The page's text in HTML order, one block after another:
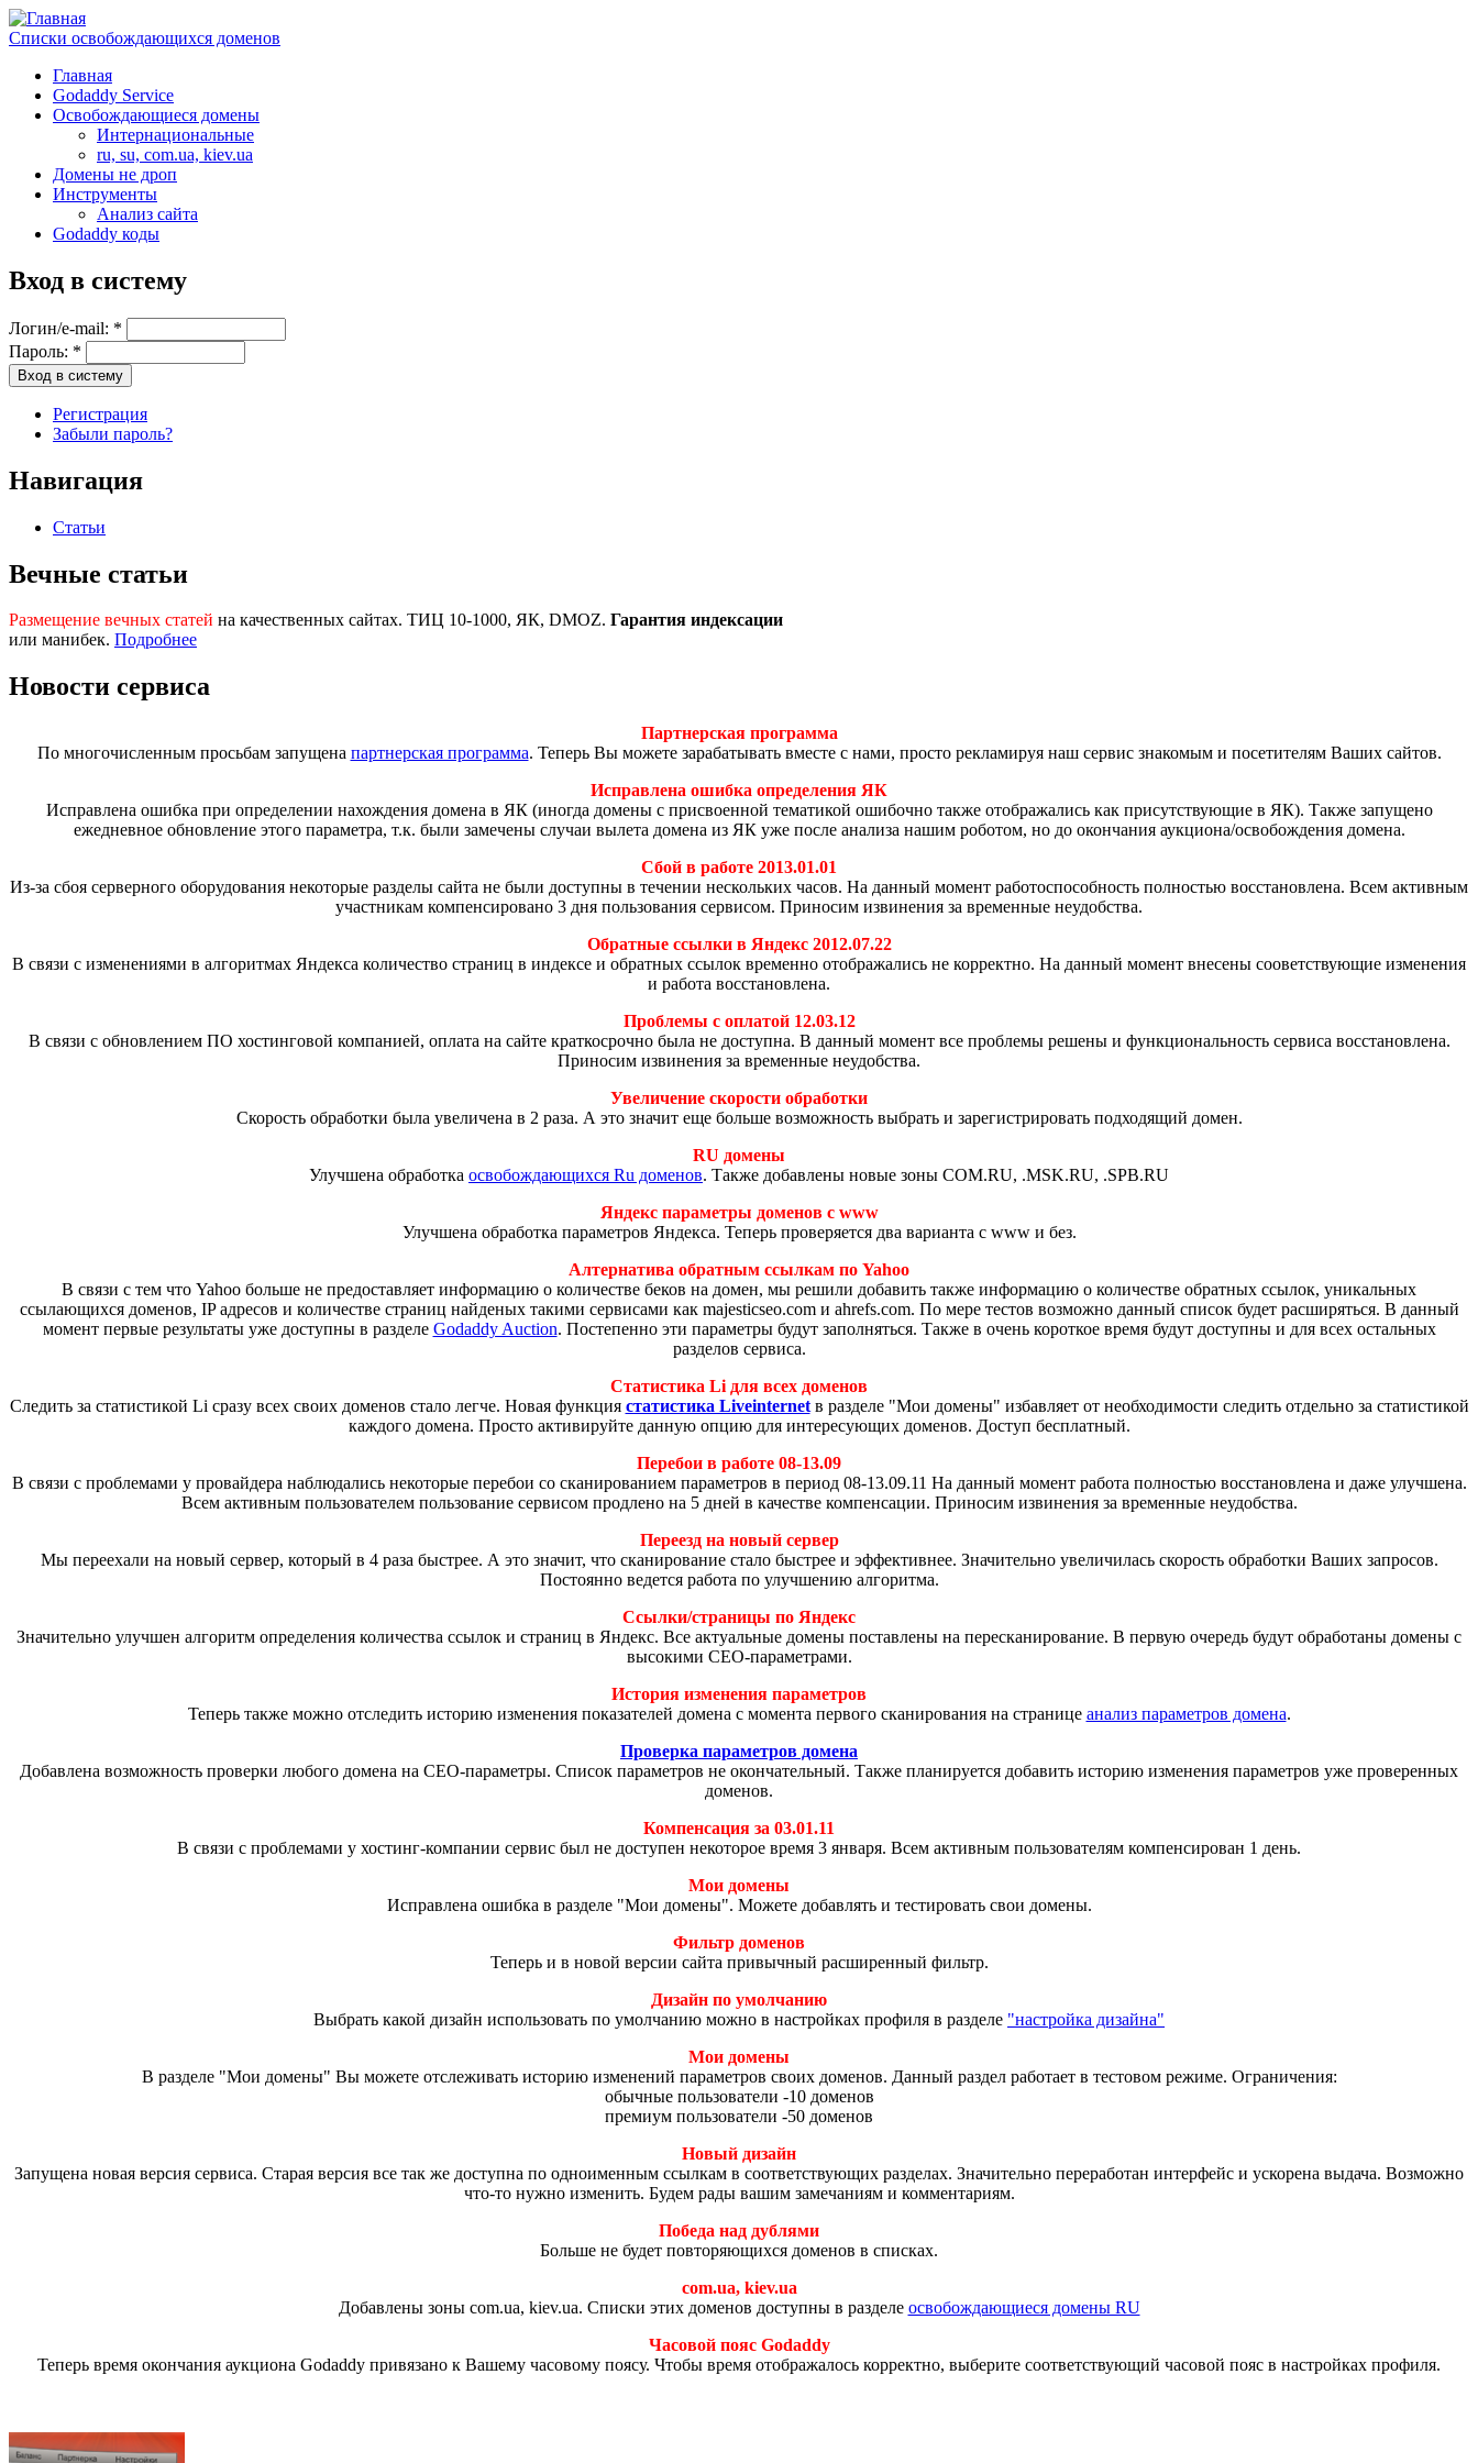
Списки освобождающихся доменов
Главная
Godaddy Service
Освобождающиеся домены
Интернациональные
ru, su, com.ua, kiev.ua
Домены не дроп
Инструменты
Анализ сайта
Godaddy коды
Вход в систему
Логин/e-mail: *
Пароль: *
Регистрация
Забыли пароль?
Навигация
Статьи
Вечные статьи
Размещение вечных статей на качественных сайтах. ТИЦ 10-1000, ЯК, DMOZ. Гарантия индексации
или манибек. Подробнее
Новости сервиса
Партнерская программа
По многочисленным просьбам запущена партнерская программа. Теперь Вы можете зарабатывать вместе с нами, просто рекламируя наш сервис знакомым и посетителям Ваших сайтов.
Исправлена ошибка определения ЯК
Исправлена ошибка при определении нахождения домена в ЯК (иногда домены с присвоенной тематикой ошибочно также отображались как присутствующие в ЯК). Также запущено
ежедневное обновление этого параметра, т.к. были замечены случаи вылета домена из ЯК уже после анализа нашим роботом, но до окончания аукциона/освобождения домена.
Сбой в работе 2013.01.01
Из-за сбоя серверного оборудования некоторые разделы сайта не были доступны в течении нескольких часов. На данный момент работоспособность полностью восстановлена. Всем активным
участникам компенсировано 3 дня пользования сервисом. Приносим извинения за временные неудобства.
Обратные ссылки в Яндекс 2012.07.22
В связи с изменениями в алгоритмах Яндекса количество страниц в индексе и обратных ссылок временно отображались не корректно. На данный момент внесены сооветствующие изменения
и работа восстановлена.
Проблемы с оплатой 12.03.12
В связи с обновлением ПО хостинговой компанией, оплата на сайте краткосрочно была не доступна. В данный момент все проблемы решены и функциональность сервиса восстановлена.
Приносим извинения за временные неудобства.
Увеличение скорости обработки
Скорость обработки была увеличена в 2 раза. А это значит еще больше возможность выбрать и зарегистрировать подходящий домен.
RU домены
Улучшена обработка освобождающихся Ru доменов. Также добавлены новые зоны COM.RU, .MSK.RU, .SPB.RU
Яндекс параметры доменов с www
Улучшена обработка параметров Яндекса. Теперь проверяется два варианта c www и без.
Алтернатива обратным ссылкам по Yahoo
В связи с тем что Yahoo больше не предоставляет информацию о количестве беков на домен, мы решили добавить также информацию о количестве обратных ссылок, уникальных
ссылающихся доменов, IP адресов и количестве страниц найденых такими сервисами как majesticseo.com и ahrefs.com. По мере тестов возможно данный список будет расширяться. В данный
момент первые результаты уже доступны в разделе Godaddy Auction. Постепенно эти параметры будут заполняться. Также в очень короткое время будут доступны и для всех остальных
разделов сервиса.
Статистика Li для всех доменов
Следить за статистикой Li сразу всех своих доменов стало легче. Новая функция статистика Liveinternetв разделе "Мои домены" избавляет от необходимости следить отдельно за статистикой
каждого домена. Просто активируйте данную опцию для интересующих доменов. Доступ бесплатный.
Перебои в работе 08-13.09
В связи с проблемами у провайдера наблюдались некоторые перебои со сканированием параметров в период 08-13.09.11 На данный момент работа полностью восстановлена и даже улучшена.
Всем активным пользователем пользование сервисом продлено на 5 дней в качестве компенсации. Приносим извинения за временные неудобства.
Переезд на новый сервер
Мы переехали на новый сервер, который в 4 раза быстрее. А это значит, что сканирование стало быстрее и эффективнее. Значительно увеличилась скорость обработки Ваших запросов.
Постоянно ведется работа по улучшению алгоритма.
Ссылки/страницы по Яндекс
Значительно улучшен алгоритм определения количества ссылок и страниц в Яндекс. Все актуальные домены поставлены на пересканирование. В первую очередь будут обработаны домены с
высокими СЕО-параметрами.
История изменения параметров
Теперь также можно отследить историю изменения показателей домена с момента первого сканирования на странице анализ параметров домена.
Проверка параметров домена
Добавлена возможность проверки любого домена на СЕО-параметры. Список параметров не окончательный. Также планируется добавить историю изменения параметров уже проверенных
доменов.
Компенсация за 03.01.11
В связи с проблемами у хостинг-компании сервис был не доступен некоторое время 3 января. Всем активным пользователям компенсирован 1 день.
Мои домены
Исправлена ошибка в разделе "Мои домены". Можете добавлять и тестировать свои домены.
Фильтр доменов
Теперь и в новой версии сайта привычный расширенный фильтр.
Дизайн по умолчанию
Выбрать какой дизайн использовать по умолчанию можно в настройках профиля в разделе "настройка дизайна"
Мои домены
В разделе "Мои домены" Вы можете отслеживать историю изменений параметров своих доменов. Данный раздел работает в тестовом режиме. Ограничения:
обычные пользователи -10 доменов
премиум пользователи -50 доменов
Новый дизайн
Запущена новая версия сервиса. Старая версия все так же доступна по одноименным ссылкам в соответствующих разделах. Значительно переработан интерфейс и ускорена выдача. Возможно
что-то нужно изменить. Будем рады вашим замечаниям и комментариям.
Победа над дублями
Больше не будет повторяющихся доменов в списках.
com.ua, kiev.ua
Добавлены зоны com.ua, kiev.ua. Списки этих доменов доступны в разделе освобождающиеся домены RU
Часовой пояс Godaddy
Теперь время окончания аукциона Godaddy привязано к Вашему часовому поясу. Чтобы время отображалось корректно, выберите соответствующий часовой пояс в настройках профиля.